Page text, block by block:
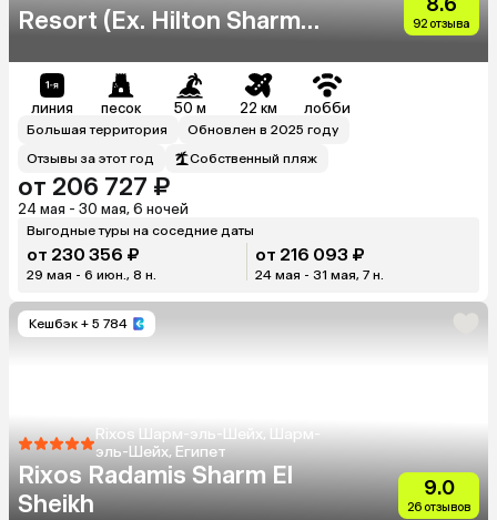
Resort (Ex. Hilton Sharm
92 отзыва
линия песок 50 м 22 км лобби
Большая территория
Обновлен в 2025 году
Отзывы за этот год
Собственный пляж
от 206 727 ₽
24 мая - 30 мая, 6 ночей
Выгодные туры на соседние даты
от 230 356 ₽
29 мая - 6 июн., 8 н.
от 216 093 ₽
24 мая - 31 мая, 7 н.
Кешбэк + 5 784
Rixos Шарм-эль-Шейх, Шарм-
эль-Шейх, Египет
Rixos Radamis Sharm El
Sheikh
9.0
26 отзывов